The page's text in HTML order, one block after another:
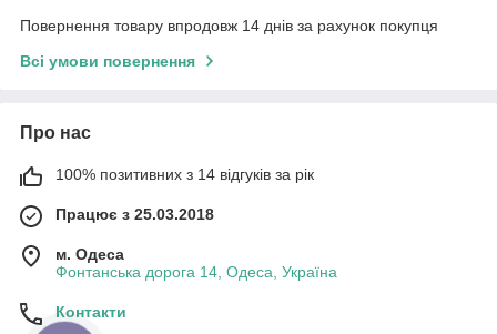
Повернення товару впродовж 14 днів за рахунок покупця
Всі умови повернення
Про нас
100% позитивних з 14 відгуків за рік
Працює з 25.03.2018
м. Одеса
Фонтанська дорога 14, Одеса, Україна
Контакти